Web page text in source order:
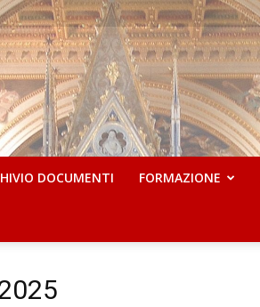
DOCUMENTI FORMAZIONE